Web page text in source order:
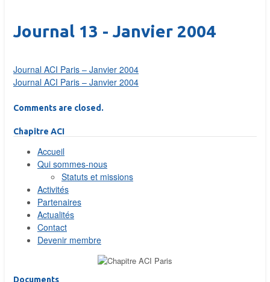
Journal 13 - Janvier 2004
Journal ACI Paris – Janvier 2004
Journal ACI Paris – Janvier 2004
Comments are closed.
Chapitre ACI
Accueil
Qui sommes-nous
Statuts et missions
Activités
Partenaires
Actualités
Contact
Devenir membre
Documents